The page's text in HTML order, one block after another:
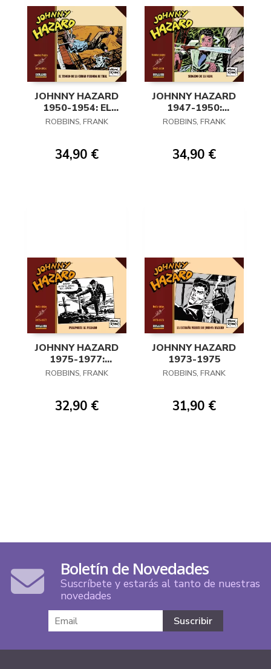
JOHNNY HAZARD
1950-1954: EL
TESORO DE LA
ROBBINS, FRANK
34,90 €
JOHNNY HAZARD
1947-1950:
SURGIDO DE LA
ROBBINS, FRANK
34,90 €
JOHNNY HAZARD
1975-1977:
PASAPORTE AL
ROBBINS, FRANK
32,90 €
JOHNNY HAZARD
1973-1975
ROBBINS, FRANK
31,90 €
Boletín de Novedades
Suscríbete y estarás al tanto de nuestras
novedades